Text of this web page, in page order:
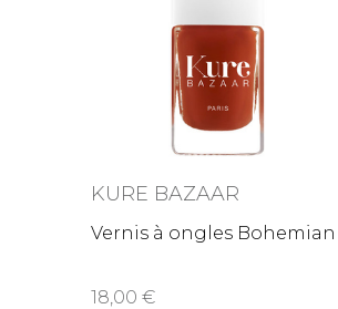
KURE BAZAAR
Vernis à ongles Bohemian
18,00